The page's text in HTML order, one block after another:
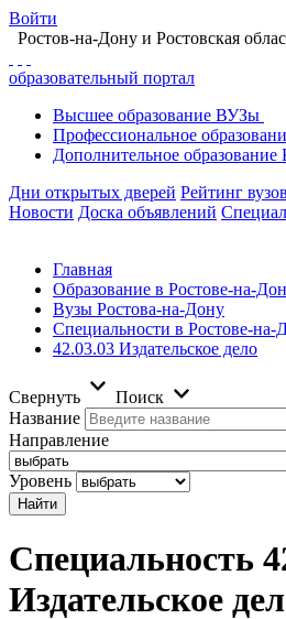
Войти
Ростов-на-Дону и Ростовская
образовательный портал
Высшее образование ВУЗы
Профессиональное
Дополнительное образование
Дни открытых дверей Рейтинг вузов
Новости Доска объявлений
Главная
Образование в Ростове-на-
Вузы Ростова-на-Дону
Специальности в Ростове-на-
42.03.03 Издательское дело
Свернуть
Поиск
Название
Направление
Уровень
Специальность
Издательское